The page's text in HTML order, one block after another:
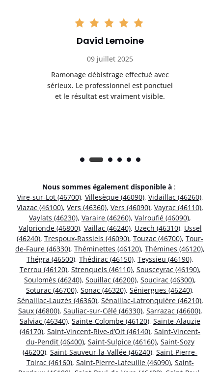
David Lemoine
09 juillet 2025
Ramonage débistrage effectué avec
sérieux. Le professionnel est ponctuel
et le résultat est vraiment visible.
Nous sommes également disponible à :
Vire-sur-Lot (46700), Villesèque (46090), Vidaillac (46260),
Viazac (46100), Vers (46360), Vers (46090), Vayrac (46110),
Vaylats (46230), Varaire (46260), Valroufié (46090),
Valprionde (46800), Vaillac (46240), Uzech (46310), Ussel
(46240), Trespoux-Rassiels (46090), Touzac (46700), Tour-
de-Faure (46330), Théminettes (46120), Thémines (46120),
Thégra (46500), Thédirac (46150), Teyssieu (46190),
Terrou (46120), Strenquels (46110), Sousceyrac (46190),
Soulomès (46240), Souillac (46200), Soucirac (46300),
Soturac (46700), Sonac (46320), Séniergues (46240),
Sénaillac-Lauzès (46360), Sénaillac-Latronquière (46210),
Saux (46800), Sauliac-sur-Célé (46330), Sarrazac (46600),
Salviac (46340), Sainte-Colombe (46120), Sainte-Alauzie
(46170), Saint-Vincent-Rive-d’Olt (46140), Saint-Vincent-
du-Pendit (46400), Saint-Sulpice (46160), Saint-Sozy
(46200), Saint-Sauveur-la-Vallée (46240), Saint-Pierre-
Toirac (46160), Saint-Pierre-Lafeuille (46090), Saint-